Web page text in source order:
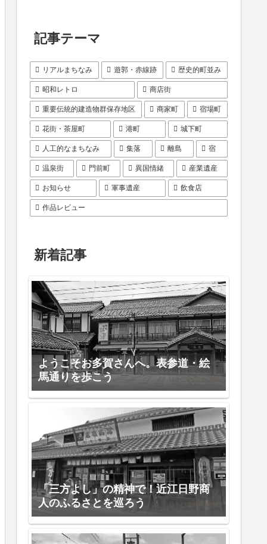
記事テーマ
リアルまちなみ 遊郭・赤線跡 歴史的町並み
昭和レトロ 商店街
重要伝統的建造物群保存地区 商家町 宿場町
花街・茶屋町 港町 城下町
人工的なまちなみ 集落 離島 宿
温泉街 門前町 異国情緒 産業遺産
お知らせ 軍事遺産 飲食店
作品レビュー
新着記事
ようこそお多賀さんへ。表参道・絵
馬通りを歩こう
「三方よし」の精神で！近江日野商
人のふるさとを巡ろう